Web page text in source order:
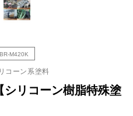
M420K
コーン系塗料
リコーン樹脂特殊塗